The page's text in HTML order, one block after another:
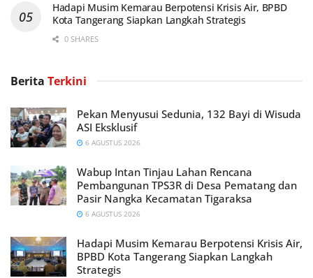
Hadapi Musim Kemarau Berpotensi Krisis Air, BPBD
Kota Tangerang Siapkan Langkah Strategis
0 SHARES
Berita Terkini
Pekan Menyusui Sedunia, 132 Bayi di Wisuda
ASI Eksklusif
6 AGUSTUS 2026
Wabup Intan Tinjau Lahan Rencana
Pembangunan TPS3R di Desa Pematang dan
Pasir Nangka Kecamatan Tigaraksa
6 AGUSTUS 2026
Hadapi Musim Kemarau Berpotensi Krisis Air,
BPBD Kota Tangerang Siapkan Langkah
Strategis